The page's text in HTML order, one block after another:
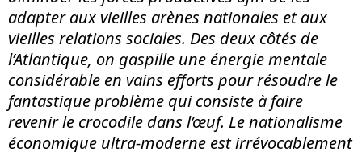
adapter aux vieilles arènes nationales et aux
vieilles relations sociales. Des deux côtés de
l’Atlantique, on gaspille une énergie mentale
considérable en vains efforts pour résoudre le
fantastique problème qui consiste à faire
revenir le crocodile dans l’œuf. Le nationalisme
économique ultra-moderne est irrévocablement